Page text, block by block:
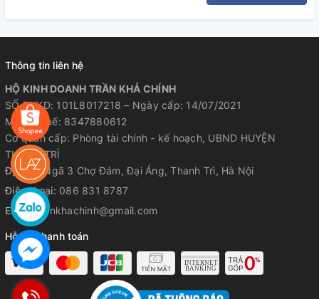
Thông tin liên hệ
HỘ KINH DOANH TRẦN KHẢ CHÍNH
SỐ ĐKKD: 101L8017218 – Ngày cấp: 14/07/2021
Mã số thuế: 8347880612
Cơ quan cấp: Phòng tài chính - kế hoạch, UBND HUYỆN
THANH TRÌ
Địa chỉ:Ngã 3 Chợ Đám, Đại Áng, Thanh Trì, Hà Nội
Điện thoại: 086 831 8787
Email:trankhachinh@gmail.com
Hỗ trợ thanh toán